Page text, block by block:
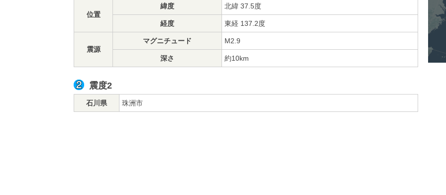
位置
緯度 北緯 37.5度
経度 東経 137.2度
震源
マグニチュード M2.9
深さ 約10km
震度2
石川県 珠洲市